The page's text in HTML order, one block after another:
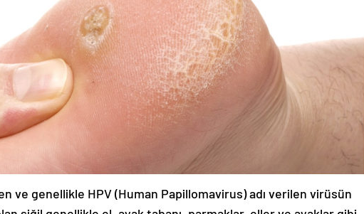
ve genellikle HPV (Human Papillomavirus) adı verilen virüsün